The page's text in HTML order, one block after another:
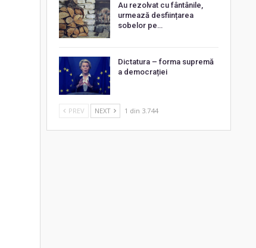
Au rezolvat cu fântânile,
urmează desființarea
sobelor pe…
Dictatura – forma supremă
a democrației
PREV NEXT 1 din 3.744